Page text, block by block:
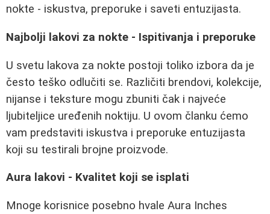
nokte - iskustva, preporuke i saveti entuzijasta.
Najbolji lakovi za nokte - Ispitivanja i preporuke
U svetu lakova za nokte postoji toliko izbora da je
često teško odlučiti se. Različiti brendovi, kolekcije,
nijanse i teksture mogu zbuniti čak i najveće
ljubiteljice uređenih noktiju. U ovom članku ćemo
vam predstaviti iskustva i preporuke entuzijasta
koji su testirali brojne proizvode.
Aura lakovi - Kvalitet koji se isplati
Mnoge korisnice posebno hvale Aura Inches